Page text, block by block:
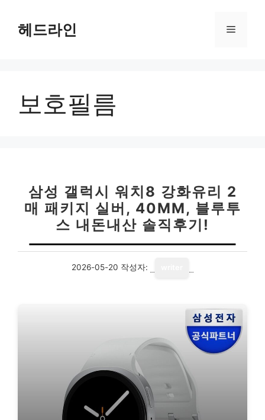
헤드라인 메
보호필름
삼성 갤럭시 워치8 강화유리 2
매 패키지 실버, 40MM, 블루투
스 내돈내산 솔직후기!
2026-05-20 작성자: